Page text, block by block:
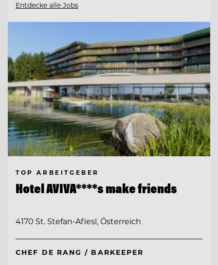
Entdecke alle Jobs
TOP ARBEITGEBER
Hotel AVIVA****s make friends
4170 St. Stefan-Afiesl, Österreich
CHEF DE RANG / BARKEEPER